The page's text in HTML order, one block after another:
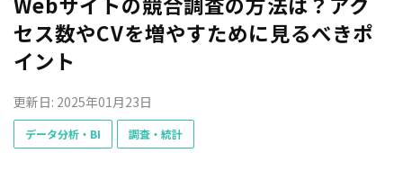
セス数やCVを増やすために見るべきポ
イント
更新日: 2025年01月23日
データ分析・BI 調査・統計